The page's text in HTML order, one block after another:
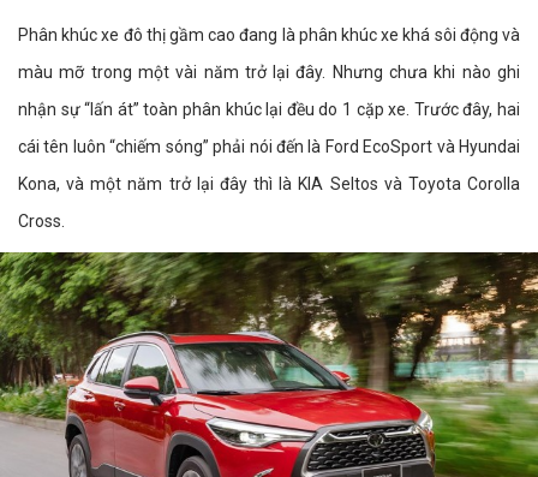
Phân khúc xe đô thị gầm cao đang là phân khúc xe khá sôi động và
màu mỡ trong một vài năm trở lại đây. Nhưng chưa khi nào ghi
nhận sự “lấn át” toàn phân khúc lại đều do 1 cặp xe. Trước đây, hai
cái tên luôn “chiếm sóng” phải nói đến là Ford EcoSport và Hyundai
Kona, và một năm trở lại đây thì là KIA Seltos và Toyota Corolla
Cross.